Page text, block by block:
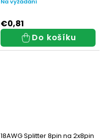
€0,81
Do košíku
18AWG Splitter 8pin na 2x8pin